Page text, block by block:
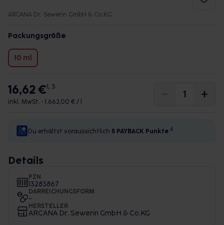
ARCANA Dr. Sewerin GmbH & Co.KG
Packungsgröße
10 ml
16,62 €1, 3
inkl. MwSt. • 1.662,00 € / l
Du erhältst voraussichtlich 5 PAYBACK Punkte 4
Details
PZN
13283867
DARREICHUNGSFORM
-
HERSTELLER
ARCANA Dr. Sewerin GmbH & Co.KG